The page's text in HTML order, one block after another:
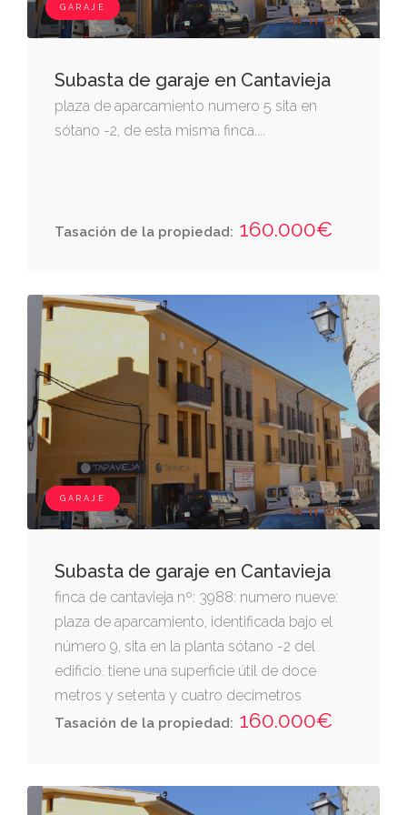
GARAJE
Subasta de garaje en Cantavieja
plaza de aparcamiento numero 5 sita en
sótano -2, de esta misma finca....
Tasación de la propiedad: 160.000€
GARAJE
Subasta de garaje en Cantavieja
finca de cantavieja nº: 3988: numero nueve:
plaza de aparcamiento, identificada bajo el
número 9, sita en la planta sótano -2 del
edificio. tiene una superficie útil de doce
metros y setenta y cuatro decímetros
cuadrados. linda.- frente, zona de acceso y
Tasación de la propiedad: 160.000€